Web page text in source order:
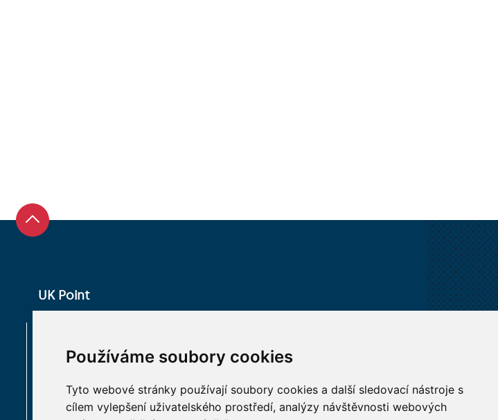
Používáme soubory cookies
Tyto webové stránky používají soubory cookies a další sledovací nástroje s
cílem vylepšení uživatelského prostředí, analýzy návštěvnosti webových
UK Point
Praha 1, 116 36
+420 224 491 850
info@cuni.cz
JAK K NÁM?